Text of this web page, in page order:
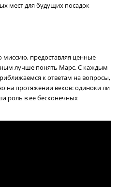
мест для будущих посадок
миссию, предоставляя ценные
лучше понять Марс. С каждым
к ответам на вопросы,
на протяжении веков: одиноки ли
роль в ее бесконечных